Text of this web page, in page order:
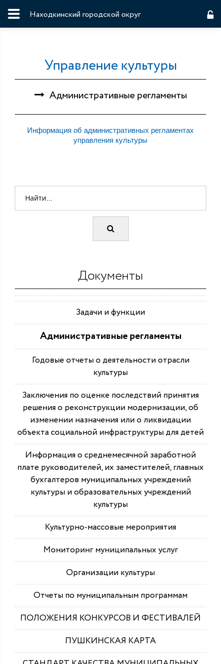
Находкинский городской округ
Управление культуры
Административные регламенты
Информация об административных регламентах
управления культуры
Документы
Задачи и функции
Административные регламенты
Годовые отчеты о деятельности отрасли
культуры
Заключения по оценке последствий принятия
решения о реконструкции модернизации, об
изменении назначения или о ликвидации
объекта социальной инфраструктуры для детей
Информация о среднемесячной заработной
плате руководителей, их заместителей, главных
бухгалтеров муниципальных учреждений
культуры и образовательных учреждений
культуры
Культурно-массовые мероприятия
Мониторинг муниципальных услуг
Организации культуры
Отчеты по муниципальным программам
ПОЛОЖЕНИЯ КОНКУРСОВ И ФЕСТИВАЛЕЙ
ПУШКИНСКАЯ КАРТА